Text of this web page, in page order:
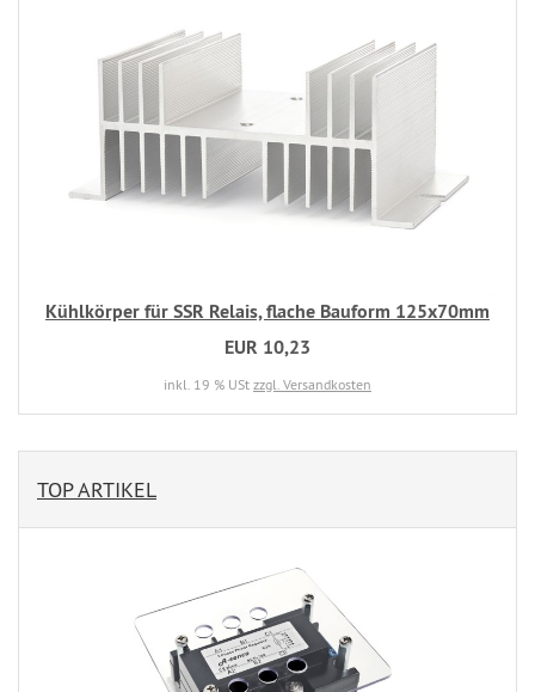
Kühlkörper für SSR Relais, flache Bauform 125x70mm
EUR 10,23
inkl. 19 % USt zzgl. Versandkosten
TOP ARTIKEL